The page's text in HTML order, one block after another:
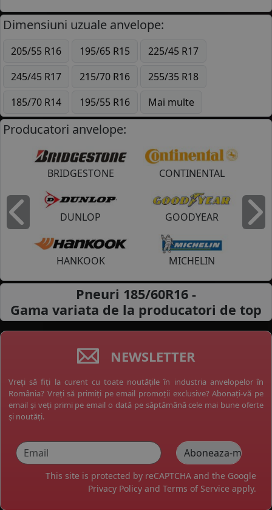
Dimensiuni uzuale anvelope:
205/55 R16 195/65 R15
225/45 R17
245/45 R17
215/70 R16
255/35 R18
185/70 R14
195/55 R16 Mai multe
Producatori anvelope:
BRIDGESTONE CONTINENTAL
DUNLOP GOODYEAR
HANKOOK MICHELIN
Inapoi
Pneuri 185/60R16 -
Gama variata de la producatori de top
NEWSLETTER
Vreți să fiți la curent cu toate noutățile în industria anvelopelor în
România? Vreți să primiți pe email promoții exclusive? Abonați-vă pe
email și veți primi pe email o dată pe săptămână cele mai bune oferte
și noutăți.
This site is protected by reCAPTCHA and the Google
Privacy Policy and Terms of Service apply.